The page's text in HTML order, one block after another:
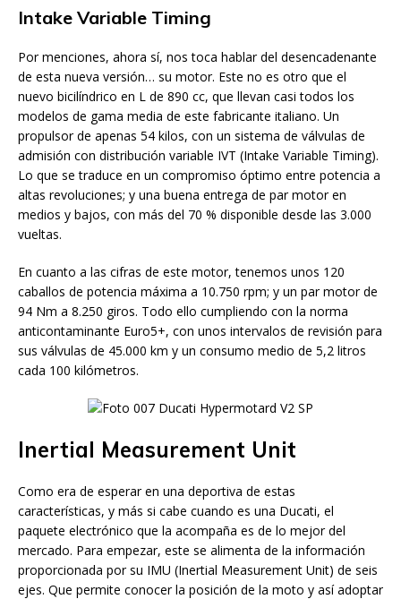
Intake Variable Timing
Por menciones, ahora sí, nos toca hablar del desencadenante
de esta nueva versión… su motor. Este no es otro que el
nuevo bicilíndrico en L de 890 cc, que llevan casi todos los
modelos de gama media de este fabricante italiano. Un
propulsor de apenas 54 kilos, con un sistema de válvulas de
admisión con distribución variable IVT (Intake Variable Timing).
Lo que se traduce en un compromiso óptimo entre potencia a
altas revoluciones; y una buena entrega de par motor en
medios y bajos, con más del 70 % disponible desde las 3.000
vueltas.
En cuanto a las cifras de este motor, tenemos unos 120
caballos de potencia máxima a 10.750 rpm; y un par motor de
94 Nm a 8.250 giros. Todo ello cumpliendo con la norma
anticontaminante Euro5+, con unos intervalos de revisión para
sus válvulas de 45.000 km y un consumo medio de 5,2 litros
cada 100 kilómetros.
Inertial Measurement Unit
Como era de esperar en una deportiva de estas
características, y más si cabe cuando es una Ducati, el
paquete electrónico que la acompaña es de lo mejor del
mercado. Para empezar, este se alimenta de la información
proporcionada por su IMU (Inertial Measurement Unit) de seis
ejes. Que permite conocer la posición de la moto y así adoptar